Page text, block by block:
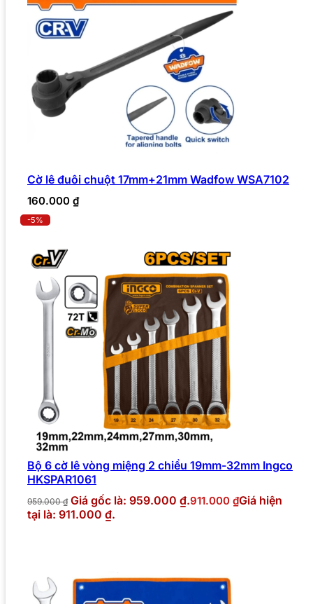
Cờ lê đuôi chuột 17mm+21mm Wadfow WSA7102
160.000 ₫
-5%
Bộ 6 cờ lê vòng miệng 2 chiều 19mm-32mm Ingco
HKSPAR1061
959.000₫ Giá gốc là: 959.000 ₫.911.000 ₫Giá hiện
tại là: 911.000 ₫.